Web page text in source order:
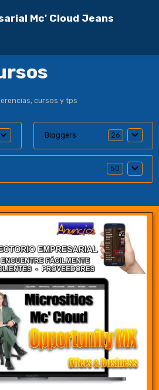
Mc' Cloud Jeans
Bloggers 26
50